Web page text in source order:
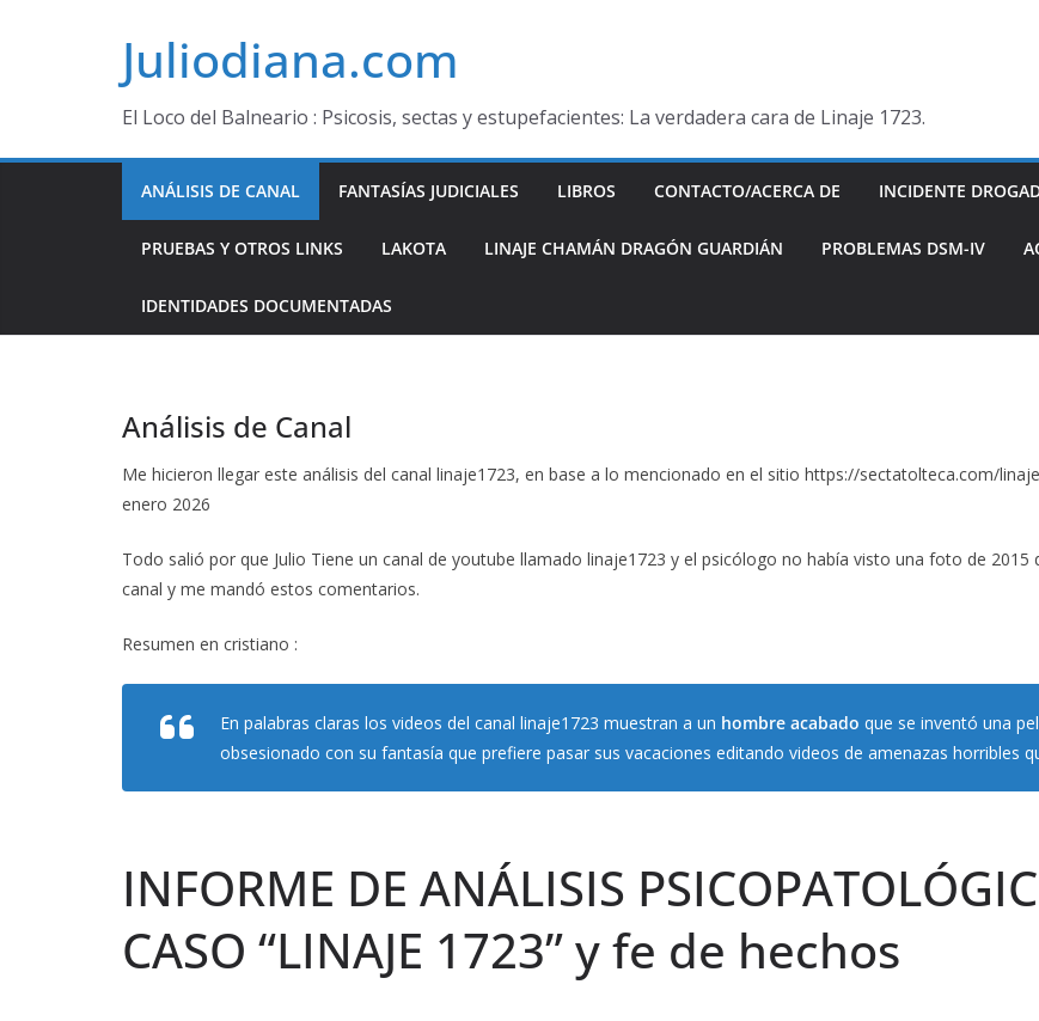
Juliodiana.com
El Loco del Balneario : Psicosis, sectas y estupefacientes: La verdadera cara de Linaje 1723.
ANÁLISIS DE CANAL FANTASÍAS JUDICIALES LIBROS CONTACTO/ACERCA DE INCIDENTE
PRUEBAS Y OTROS LINKS LAKOTA LINAJE CHAMÁN DRAGÓN GUARDIÁN PROBLEMAS DSM-IV
IDENTIDADES DOCUMENTADAS
Análisis de Canal
Me hicieron llegar este análisis del canal linaje1723, en base a lo mencionado en el sitio https://sectatolteca.com/
enero 2026
Todo salió por que Julio Tiene un canal de youtube llamado linaje1723 y el psicólogo no había visto una foto de
canal y me mandó estos comentarios.
Resumen en cristiano :
En palabras claras los videos del canal linaje1723 muestran a un hombre acabado que se inventó una
obsesionado con su fantasía que prefiere pasar sus vacaciones editando videos de amenazas horribles
INFORME DE ANÁLISIS
CASO “LINAJE 1723” y fe de hechos